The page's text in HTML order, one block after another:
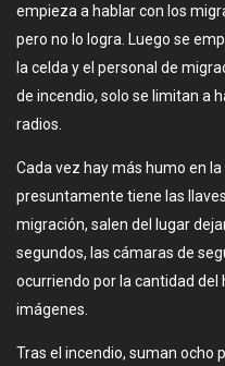
empieza a hablar con los
pero no lo logra. Luego se
la celda y el personal de
de incendio, solo se limitan a
radios.
Cada vez hay más humo en
presuntamente tiene las
migración, salen del lugar
segundos, las cámaras de
ocurriendo por la cantidad
imágenes.
Tras el incendio, suman ocho